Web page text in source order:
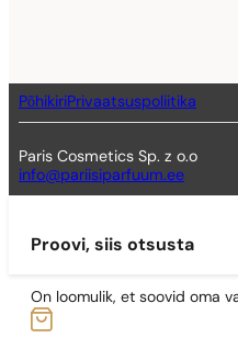
PõhikiriPrivaatsuspoliitika
Paris Cosmetics Sp. z o.o
info@pariisiparfuum.ee
Proovi, siis otsusta
On loomulik, et soovid oma